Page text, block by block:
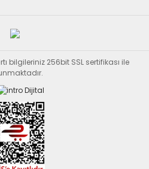
bilgileriniz 256bit SSL sertifikası ile